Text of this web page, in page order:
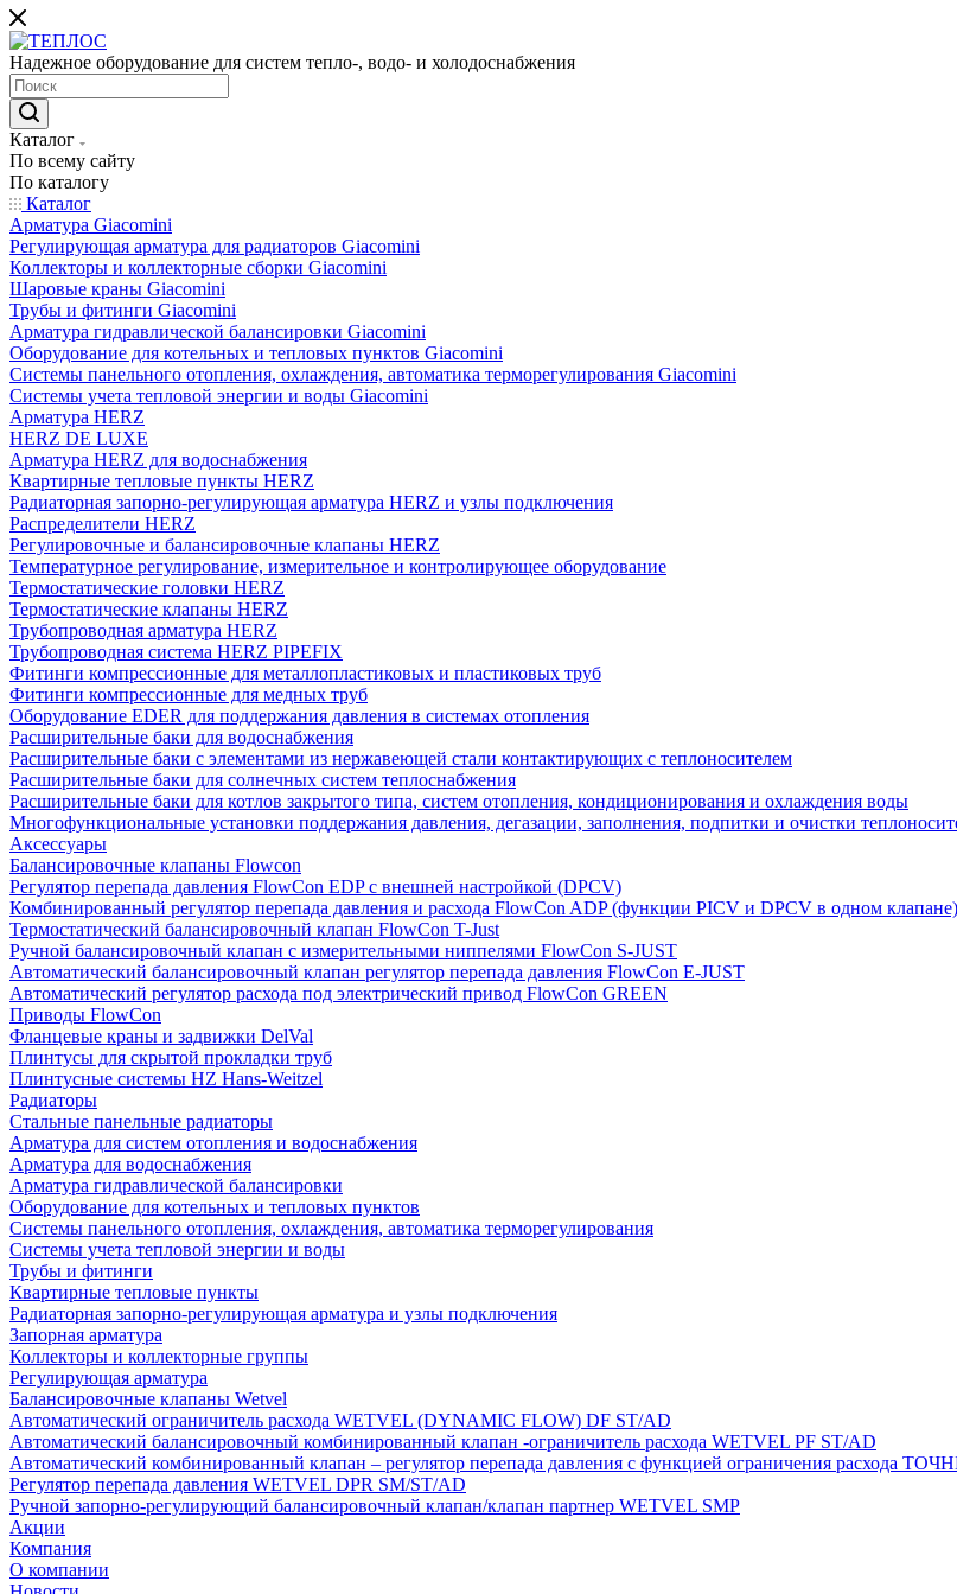
Надежное оборудование для систем тепло-, водо- и холодоснабжения
Каталог
По всему сайту
По каталогу
Каталог
Арматура Giacomini
Регулирующая арматура для радиаторов Giacomini
Коллекторы и коллекторные сборки Giacomini
Шаровые краны Giacomini
Трубы и фитинги Giacomini
Арматура гидравлической балансировки Giacomini
Оборудование для котельных и тепловых пунктов Giacomini
Системы панельного отопления, охлаждения, автоматика терморегулирования Giacomini
Системы учета тепловой энергии и воды Giacomini
Арматура HERZ
HERZ DE LUXE
Арматура HERZ для водоснабжения
Квартирные тепловые пункты HERZ
Радиаторная запорно-регулирующая арматура HERZ и узлы подключения
Распределители HERZ
Регулировочные и балансировочные клапаны HERZ
Температурное регулирование, измерительное и контролирующее оборудование
Термостатические головки HERZ
Термостатические клапаны HERZ
Трубопроводная арматура HERZ
Трубопроводная система HERZ PIPEFIX
Фитинги компрессионные для металлопластиковых и пластиковых труб
Фитинги компрессионные для медных труб
Оборудование EDER для поддержания давления в системах отопления
Расширительные баки для водоснабжения
Расширительные баки с элементами из нержавеющей стали контактирующих с теплоносителем
Расширительные баки для солнечных систем теплоснабжения
Расширительные баки для котлов закрытого типа, систем отопления, кондиционирования и охлаждения воды
Многофункциональные установки поддержания давления, дегазации, заполнения, подпитки и очистки
Аксессуары
Балансировочные клапаны Flowcon
Регулятор перепада давления FlowСon EDP с внешней настройкой (DPCV)
Комбинированный регулятор перепада давления и расхода FlowСon ADP (функции PICV и DPCV в одном клапане)
Термостатический балансировочный клапан FlowСon T-Just
Ручной балансировочный клапан с измерительными ниппелями FlowСon S-JUST
Автоматический балансировочный клапан регулятор перепада давления FlowСon E-JUST
Автоматический регулятор расхода под электрический привод FlowСon GREEN
Приводы FlowCon
Фланцевые краны и задвижки DelVal
Плинтусы для скрытой прокладки труб
Плинтусные системы HZ Hans-Weitzel
Радиаторы
Стальные панельные радиаторы
Арматура для систем отопления и водоснабжения
Арматура для водоснабжения
Арматура гидравлической балансировки
Оборудование для котельных и тепловых пунктов
Системы панельного отопления, охлаждения, автоматика терморегулирования
Системы учета тепловой энергии и воды
Трубы и фитинги
Квартирные тепловые пункты
Радиаторная запорно-регулирующая арматура и узлы подключения
Запорная арматура
Коллекторы и коллекторные группы
Регулирующая арматура
Балансировочные клапаны Wetvel
Автоматический ограничитель расхода WETVEL (DYNAMIC FLOW) DF ST/AD
Автоматический балансировочный комбинированный клапан -ограничитель расхода WETVEL PF ST/AD
Автоматический комбинированный клапан – регулятор перепада давления с функцией ограничения
Регулятор перепада давления WETVEL DPR SM/ST/AD
Ручной запорно-регулирующий балансировочный клапан/клапан партнер WETVEL SMP
Акции
Компания
О компании